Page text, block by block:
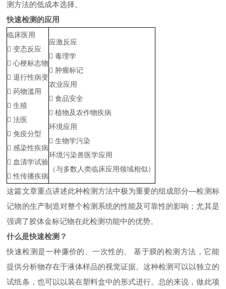
测方法的低成本选择。
快速检测的应用
临床医用
 变态反应
 心梗标志物
 退行性病变
 药物滥用
 生殖
 法医
 免疫分型
 感染性疾病
 血清学试验
 性传播疾病
应激反应
 毒理学
 肿瘤标记
农业应用
 食品安全
 植物及农作物疾病
环境应用
 生物学污染
环境污染兽医学应用
（与多数人类临床应用领域相似）
这篇文章重点讲述此种检测方法中极为重要的组成部分—检测标
记物的生产制造对整个检测系统的性能及可靠性的影响；尤其是
强调了胶体金标记物在此检测功能中的优势。
什么是快速检测？
快速检测是一种廉价的、一次性的、 基于膜的检测方法，它能
提供分析物存在于液体样品的视觉证据。这种检测可以以独立的
试纸条，也可以以装在塑料盒中的形式进行。总的来说，做此项